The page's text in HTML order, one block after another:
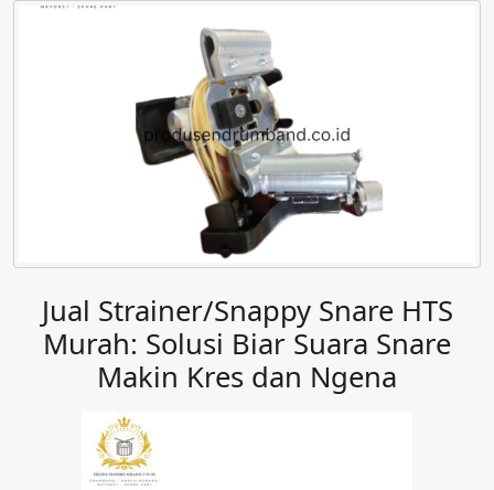
Jual Strainer/Snappy Snare HTS
Murah: Solusi Biar Suara Snare
Makin Kres dan Ngena